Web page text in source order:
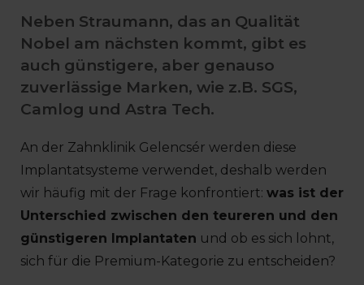
Neben Straumann, das an Qualität
Nobel am nächsten kommt, gibt es
auch günstigere, aber genauso
zuverlässige Marken, wie z.B. SGS,
Camlog und Astra Tech.
An der Zahnklinik Gelencsér werden diese
Implantatsysteme verwendet, deshalb werden
wir häufig mit der Frage konfrontiert: was ist der
Unterschied zwischen den teureren und den
günstigeren Implantaten und ob es sich lohnt,
sich für die Premium-Kategorie zu entscheiden?